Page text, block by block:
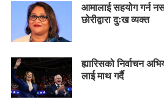
आमालाई सहयोग गर्न
छोरीद्वारा दुःख व्यक्त
ह्यारिसको निर्वाचन
लाई माथ गर्दै